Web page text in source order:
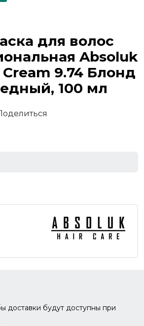
для волос
Absoluk
Cream 9.74 Блонд
100 мл
доставки будут доступны при